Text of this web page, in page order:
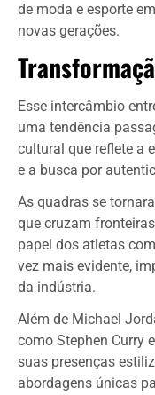
de moda e esporte
novas gerações.
Esse intercâmbio
uma tendência
cultural que reflete a
e a busca por
As quadras se
que cruzam
papel dos atletas
vez mais evidente,
da indústria.
Além de Michael
como Stephen Curry
suas presenças
abordagens únicas